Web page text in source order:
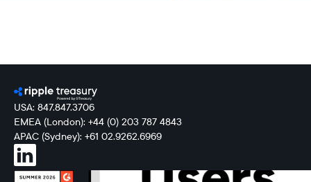
USA: 847.847.3706
EMEA (London): +44 (0) 203 787 4843
APAC (Sydney): +61 02.9262.6969